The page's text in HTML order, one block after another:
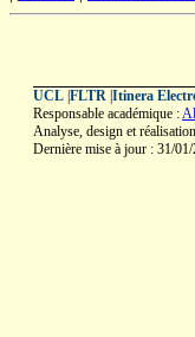
UCL FLTR Itinera
Responsable académique :
Analyse, design et
Dernière mise à jour : 31/